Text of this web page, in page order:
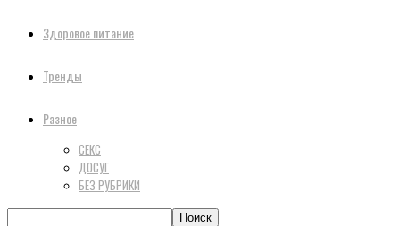
Здоровое питание
Тренды
Разное
СЕКС
ДОСУГ
БЕЗ РУБРИКИ